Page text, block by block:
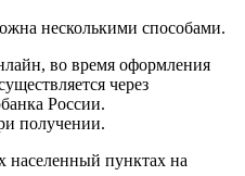
несколькими способами.
во время оформления
через
России.
получении.
населенный пунктах на